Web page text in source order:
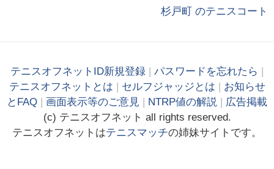
杉戸町 のテニスコート
テニスオフネットID新規登録 パスワードを忘れたら
テニスオフネットとは
セルフジャッジとは
お知らせ
とFAQ
画面表示等のご意見 NTRP値の解説
広告掲載
(c) テニスオフネット all rights reserved.
テニスオフネットはテニスマッチの姉妹サイトです。